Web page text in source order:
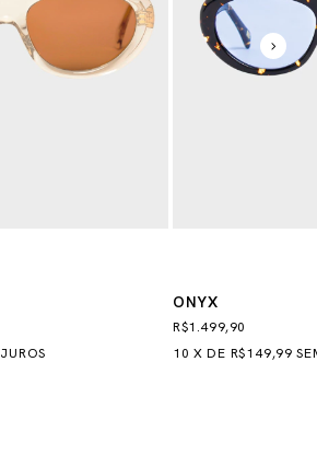
ONYX
R$1.499,90
10 XDE R$149,99